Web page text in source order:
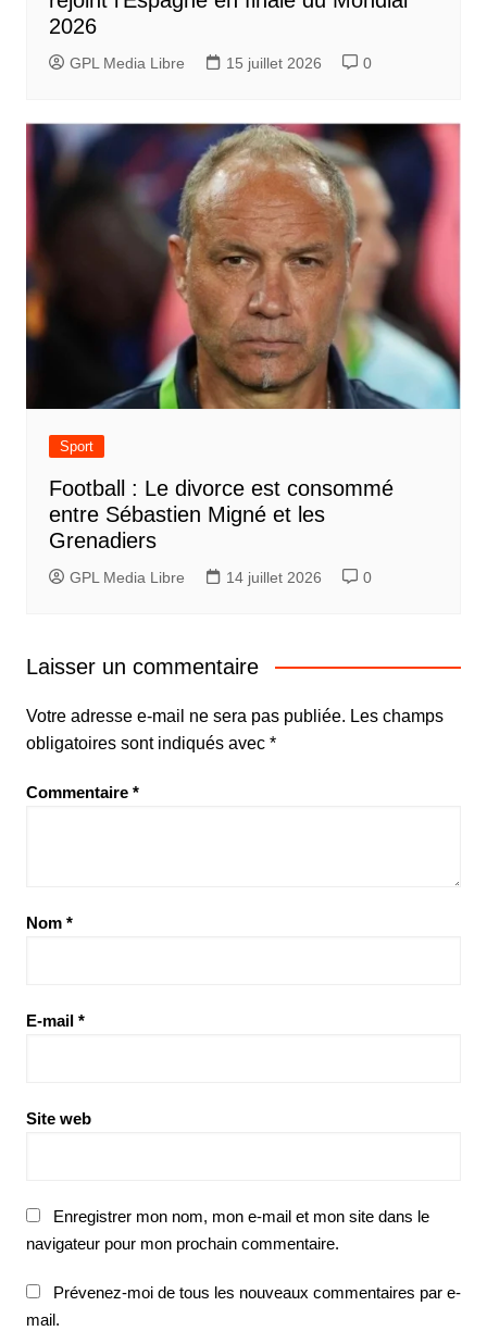
2026
GPL Media Libre 15 juillet 2026 0
Sport
Football : Le divorce est consommé
entre Sébastien Migné et les
Grenadiers
GPL Media Libre 14 juillet 2026 0
Laisser un commentaire
Votre adresse e-mail ne sera pas publiée. Les champs
obligatoires sont indiqués avec *
Commentaire *
Nom *
E-mail *
Site web
Enregistrer mon nom, mon e-mail et mon site dans le
navigateur pour mon prochain commentaire.
Prévenez-moi de tous les nouveaux commentaires par e-
mail.